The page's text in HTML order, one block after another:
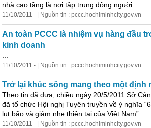
nhà cao tầng là nơi tập trung đông người....
11/10/2011 - | Nguồn tin : pccc.hochiminhcity.gov.vn
An toàn PCCC là nhiệm vụ hàng đầu
kinh doanh
11/10/2011 - | Nguồn tin : pccc.hochiminhcity.gov.vn
Trở lại khúc sông mang theo một định
Theo tin đã đưa, chiều ngày 20/5/2011 Sở
đã tổ chức Hội nghị Tuyên truyền về ý nghĩa
lụt bão và giảm nhẹ thiên tai của Việt Nam”...
11/10/2011 - | Nguồn tin : pccc.hochiminhcity.gov.vn